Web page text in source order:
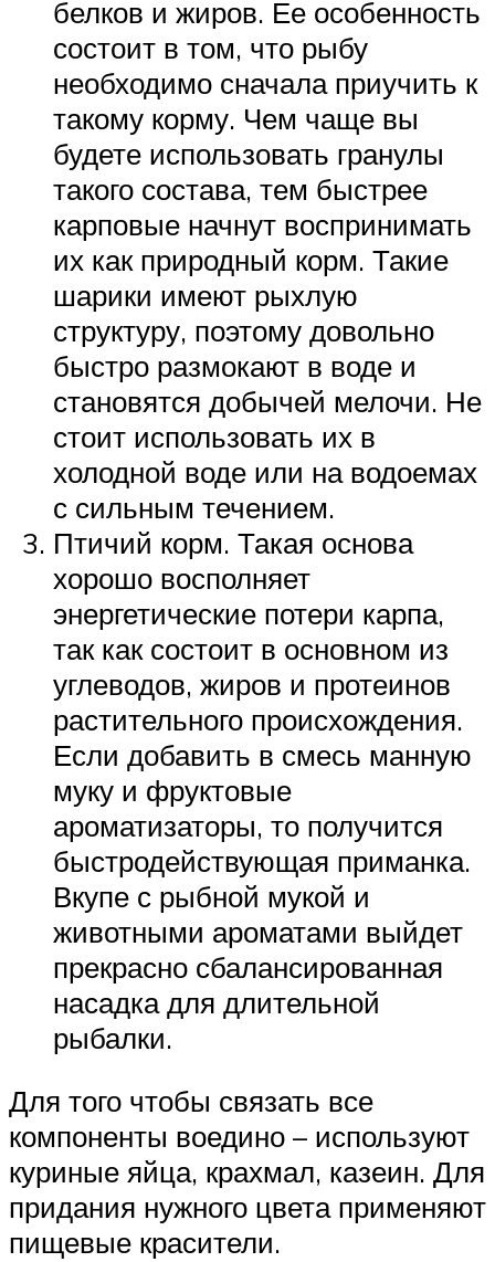
белков и жиров. Ее особенность
состоит в том, что рыбу
необходимо сначала приучить к
такому корму. Чем чаще вы
будете использовать гранулы
такого состава, тем быстрее
карповые начнут воспринимать
их как природный корм. Такие
шарики имеют рыхлую
структуру, поэтому довольно
быстро размокают в воде и
становятся добычей мелочи. Не
стоит использовать их в
холодной воде или на водоемах
с сильным течением.
Птичий корм. Такая основа
хорошо восполняет
энергетические потери карпа,
так как состоит в основном из
углеводов, жиров и протеинов
растительного происхождения.
Если добавить в смесь манную
муку и фруктовые
ароматизаторы, то получится
быстродействующая приманка.
Вкупе с рыбной мукой и
животными ароматами выйдет
прекрасно сбалансированная
насадка для длительной
рыбалки.
Для того чтобы связать все
компоненты воедино – используют
куриные яйца, крахмал, казеин. Для
придания нужного цвета применяют
пищевые красители.